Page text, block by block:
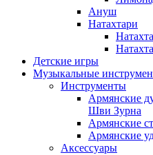
Ануш
Натахтари
Детские игры
Музыкальные
Инструменты
Армянские
Шви Зурна
Армянские
Армянские
Аксессуары